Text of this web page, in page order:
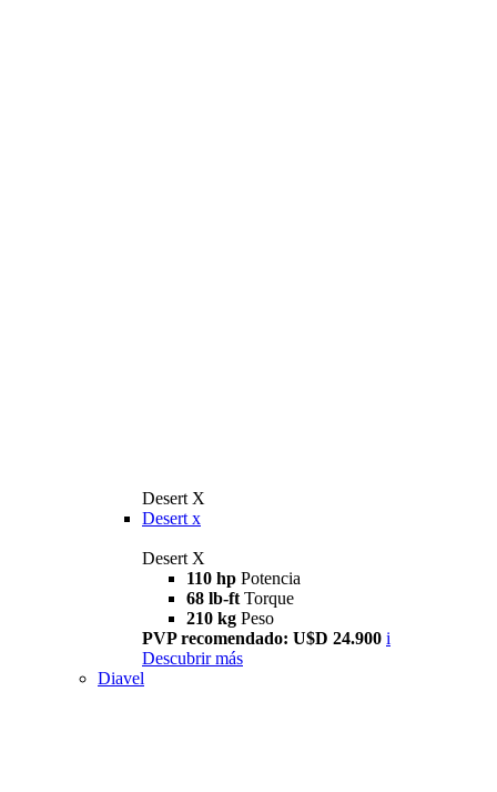
Desert X
Desert x
Desert X
110 hp Potencia
68 lb-ft Torque
210 kg Peso
PVP recomendado: U$D 24.900 i
Descubrir más
Diavel